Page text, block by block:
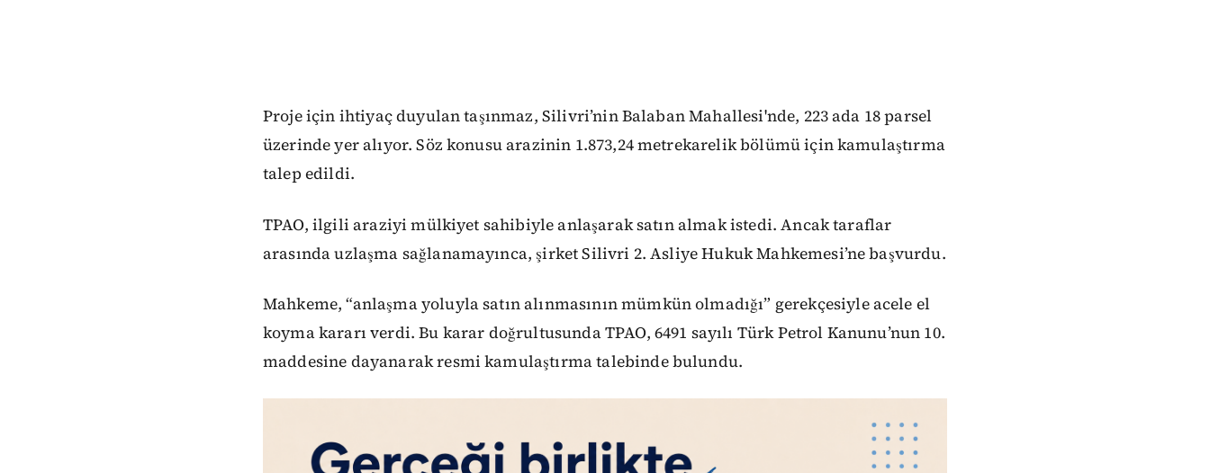
Proje için ihtiyaç duyulan taşınmaz, Silivri’nin Balaban Mahallesi'nde, 223 ada 18 parsel
üzerinde yer alıyor. Söz konusu arazinin 1.873,24 metrekarelik bölümü için kamulaştırma
talep edildi.
TPAO, ilgili araziyi mülkiyet sahibiyle anlaşarak satın almak istedi. Ancak taraflar
arasında uzlaşma sağlanamayınca, şirket Silivri 2. Asliye Hukuk Mahkemesi’ne başvurdu.
Mahkeme, “anlaşma yoluyla satın alınmasının mümkün olmadığı” gerekçesiyle acele el
koyma kararı verdi. Bu karar doğrultusunda TPAO, 6491 sayılı Türk Petrol Kanunu’nun 10.
maddesine dayanarak resmi kamulaştırma talebinde bulundu.